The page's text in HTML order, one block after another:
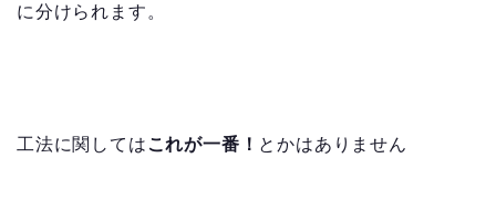
に分けられます。
工法に関しては これが一番！ とかはありません